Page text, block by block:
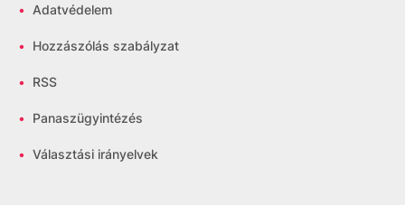
• Adatvédelem
• Hozzászólás szabályzat
• RSS
• Panaszügyintézés
• Választási irányelvek